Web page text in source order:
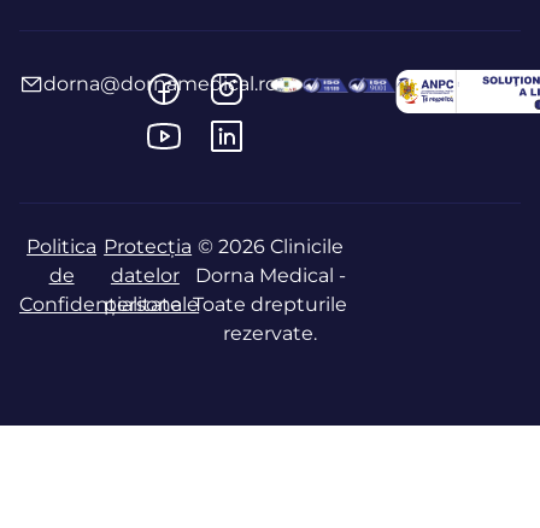
dorna@dornamedical.ro
Politica
de
Confidențialitate
Protecția
datelor
personale
© 2026 Clinicile
Dorna Medical -
Toate drepturile
rezervate.